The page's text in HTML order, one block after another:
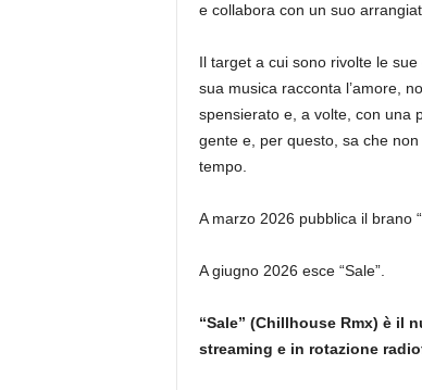
e collabora con un suo
Il target a cui sono rivolte le
sua musica racconta l’amore,
spensierato e, a volte, con una
gente e, per questo, sa che
tempo.
A marzo 2026 pubblica il brano
A giugno 2026 esce “Sale”.
“Sale” (Chillhouse Rmx) è il
streaming e in rotazione